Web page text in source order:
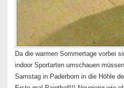
Da die warmen Sommertage vorbei
indoor Sportarten umschauen
Samstag in Paderborn in die Höhle